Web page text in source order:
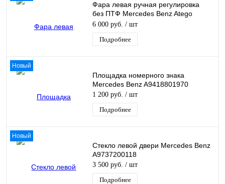
Фара левая ручная регулировка
без ПТФ Mercedes Benz Atego
A9738202261
6 000 руб. / шт
Подробнее
Новый
Площадка номерного знака
Mercedes Benz A9418801970
1 200 руб. / шт
Подробнее
Новый
Стекло левой двери Mercedes Benz
A9737200118
3 500 руб. / шт
Подробнее